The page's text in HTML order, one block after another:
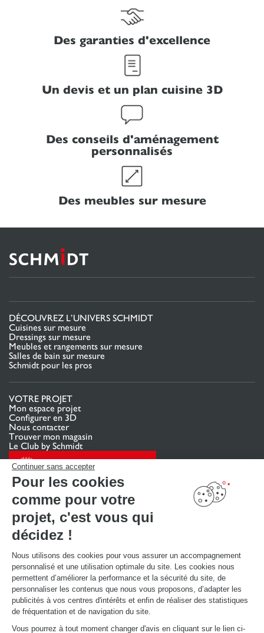
Continuer sans accepter
Pour les cookies
comme pour votre
projet, c'est vous qui
décidez !
Nous utilisons des cookies pour vous assurer un accompagnement
personnalisé et une utilisation optimale du site. Les cookies nous
permettent d’améliorer la performance et la sécurité du site, de
personnaliser les contenus que nous vous proposons, d’adapter les
publicités à vos centres d'intérêts et enfin de réaliser des statistiques
de fréquentation et de navigation du site.
Vous pourrez à tout moment changer d'avis en cliquant sur le lien ci-
Des garanties d'excellence
Un devis et un plan cuisine 3D
Des conseils d'aménagement
personnalisés
Des meubles sur mesure
DÉCOUVREZ L’UNIVERS SCHMIDT
Cuisines sur mesure
Dressings sur mesure
Meubles et rangements sur mesure
Salles de bain sur mesure
Schmidt pour les pros
VOTRE PROJET
Mon espace projet
Configurer en 3D
Nous contacter
Trouver mon magasin
Le Club by Schmidt
PRENDRE RENDEZ-VOUS
LIENS UTILES
Promotions
Guides de poses et d’entretien
Consulter notre catalogue
À PROPOS
Actualités du groupe
Nous rejoindre
Ouvrir un magasin
Schmidt dans le monde